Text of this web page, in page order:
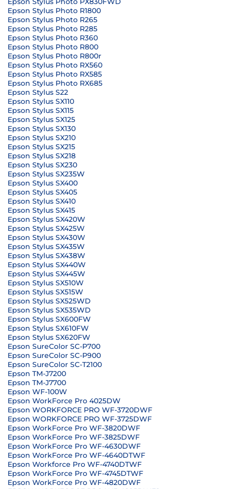
Epson Stylus Photo R1800
Epson Stylus Photo R265
Epson Stylus Photo R285
Epson Stylus Photo R360
Epson Stylus Photo R800
Epson Stylus Photo R800r
Epson Stylus Photo RX560
Epson Stylus Photo RX585
Epson Stylus Photo RX685
Epson Stylus S22
Epson Stylus SX110
Epson Stylus SX115
Epson Stylus SX125
Epson Stylus SX130
Epson Stylus SX210
Epson Stylus SX215
Epson Stylus SX218
Epson Stylus SX230
Epson Stylus SX235W
Epson Stylus SX400
Epson Stylus SX405
Epson Stylus SX410
Epson Stylus SX415
Epson Stylus SX420W
Epson Stylus SX425W
Epson Stylus SX430W
Epson Stylus SX435W
Epson Stylus SX438W
Epson Stylus SX440W
Epson Stylus SX445W
Epson Stylus SX510W
Epson Stylus SX515W
Epson Stylus SX525WD
Epson Stylus SX535WD
Epson Stylus SX600FW
Epson Stylus SX610FW
Epson Stylus SX620FW
Epson SureColor SC-P700
Epson SureColor SC-P900
Epson SureColor SC-T2100
Epson TM-J7200
Epson TM-J7700
Epson WF-100W
Epson WorkForce Pro 4025DW
Epson WORKFORCE PRO WF-3720DWF
Epson WORKFORCE PRO WF-3725DWF
Epson WorkForce Pro WF-3820DWF
Epson WorkForce Pro WF-3825DWF
Epson WorkForce Pro WF-4630DWF
Epson WorkForce Pro WF-4640DTWF
Epson Workforce Pro WF-4740DTWF
Epson WorkForce Pro WF-4745DTWF
Epson WorkForce Pro WF-4820DWF